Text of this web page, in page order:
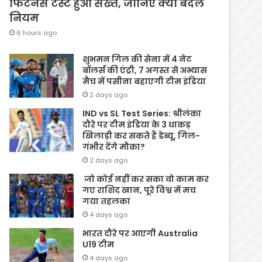
फिटनेस टेस्ट हुआ सख्त, जानिए क्यों बदले
नियम
6 hours ago
शुभमन गिल की सेना में 4 नेट
बॉलर्स की एंट्री, 7 अगस्त से अभ्यास
मैच में पसीना बहाएगी टीम इंडिया
2 days ago
IND vs SL Test Series: श्रीलंका
दौरे पर टीम इंडिया के 3 धाकड़
खिलाड़ी कर सकते हैं डेब्यू, गिल-
गंभीर देंगे मौका?
2 days ago
जो कोई नहीं कर सका वो काम कर
गए राशिद खान, पूरे विश्व में मच
गया तहलका
4 days ago
भारत दौरे पर आएगी Australia
U19 टीम
4 days ago